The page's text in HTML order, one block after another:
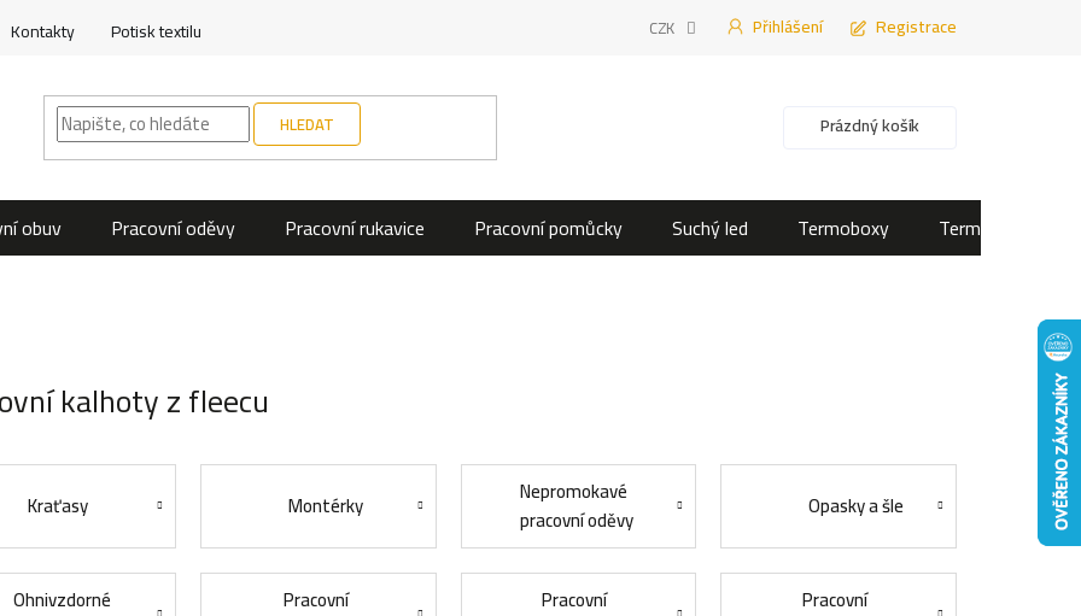
Kontakty Potisk textilu CZK Přihlášení Registrace
HLEDAT Nákupní košík
Prázdný košík
obuv Pracovní oděvy Pracovní rukavice Pracovní pomůcky Suchý led Termoboxy Termotašky
kalhoty z fleecu
Kraťasy Montérky
Nepromokavé
pracovní oděvy
Opasky a šle
Ohnivzdorné
Pracovní
Pracovní
Pracovní